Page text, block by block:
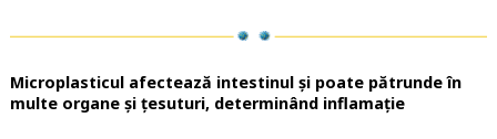
Microplasticul afectează intestinul și poate pătrunde în
multe organe și țesuturi, determinând inflamație